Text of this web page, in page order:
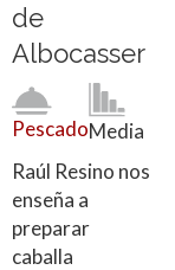
de
Albocasser
PescadoMedia
Raúl Resino nos
enseña a
preparar
caballa